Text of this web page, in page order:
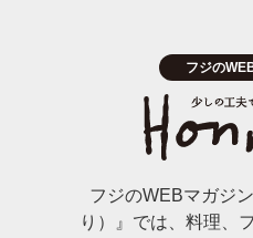
フジのWEBマガジ
り）』では、料理、